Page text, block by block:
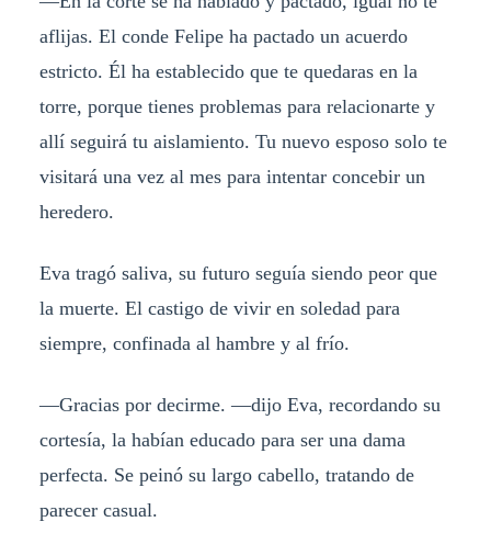
aflijas. El conde Felipe ha pactado un acuerdo
estricto. Él ha establecido que te quedaras en la
torre, porque tienes problemas para relacionarte y
allí seguirá tu aislamiento. Tu nuevo esposo solo te
visitará una vez al mes para intentar concebir un
heredero.
Eva tragó saliva, su futuro seguía siendo peor que
la muerte. El castigo de vivir en soledad para
siempre, confinada al hambre y al frío.
—Gracias por decirme. —dijo Eva, recordando su
cortesía, la habían educado para ser una dama
perfecta. Se peinó su largo cabello, tratando de
parecer casual.